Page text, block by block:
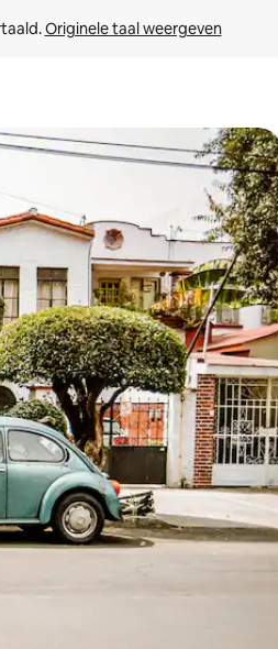
Originele taal weergeven
en omlaag, óf door te tikken of